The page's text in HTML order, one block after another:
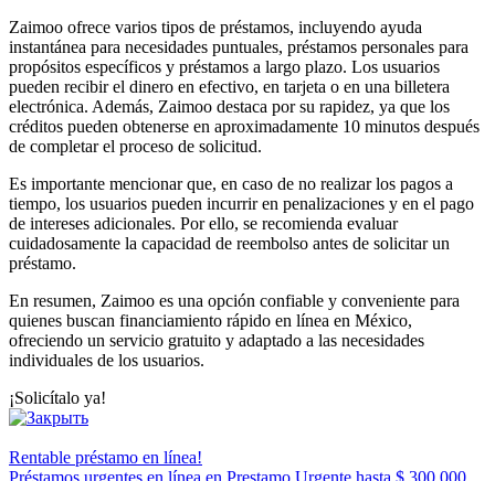
Zaimoo ofrece varios tipos de préstamos, incluyendo ayuda
instantánea para necesidades puntuales, préstamos personales para
propósitos específicos y préstamos a largo plazo. Los usuarios
pueden recibir el dinero en efectivo, en tarjeta o en una billetera
electrónica. Además, Zaimoo destaca por su rapidez, ya que los
créditos pueden obtenerse en aproximadamente 10 minutos después
de completar el proceso de solicitud.
Es importante mencionar que, en caso de no realizar los pagos a
tiempo, los usuarios pueden incurrir en penalizaciones y en el pago
de intereses adicionales. Por ello, se recomienda evaluar
cuidadosamente la capacidad de reembolso antes de solicitar un
préstamo.
En resumen, Zaimoo es una opción confiable y conveniente para
quienes buscan financiamiento rápido en línea en México,
ofreciendo un servicio gratuito y adaptado a las necesidades
individuales de los usuarios.
¡Solicítalo ya!
Rentable préstamo en línea!
Préstamos urgentes en línea en Prestamo Urgente hasta $ 300 000